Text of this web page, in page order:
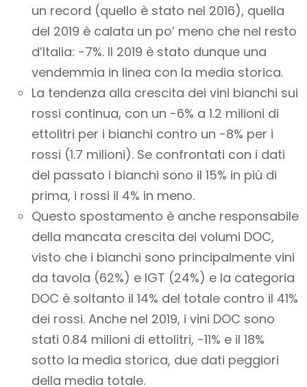
un record (quello è stato nel 2016), quella
del 2019 è calata un po’ meno che nel resto
d’Italia: -7%. Il 2019 è stato dunque una
vendemmia in linea con la media storica.
La tendenza alla crescita dei vini bianchi sui
rossi continua, con un -6% a 1.2 milioni di
ettolitri per i bianchi contro un -8% per i
rossi (1.7 milioni). Se confrontati con i dati
del passato i bianchi sono il 15% in più di
prima, i rossi il 4% in meno.
Questo spostamento è anche responsabile
della mancata crescita dei volumi DOC,
visto che i bianchi sono principalmente vini
da tavola (62%) e IGT (24%) e la categoria
DOC è soltanto il 14% del totale contro il 41%
dei rossi. Anche nel 2019, i vini DOC sono
stati 0.84 milioni di ettolitri, -11% e il 18%
sotto la media storica, due dati peggiori
della media totale.